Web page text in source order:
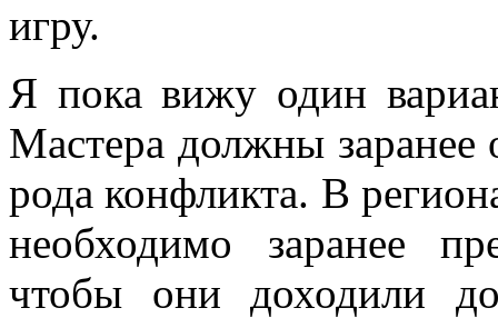
игру.
Я пока вижу один
Мастера должны заранее
рода конфликта. В
необходимо заранее
чтобы они доходили